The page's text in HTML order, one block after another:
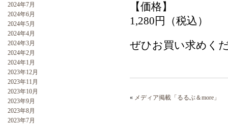
2024年7月
2024年6月
2024年5月
2024年4月
2024年3月
2024年2月
2024年1月
2023年12月
2023年11月
2023年10月
2023年9月
2023年8月
2023年7月
【価格】
1,280円（税込）
ぜひお買い求めく
« メディア掲載「るるぶ＆more」